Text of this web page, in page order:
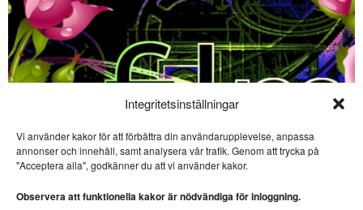
Integritetsinställningar
Vi använder kakor för att förbättra din användarupplevelse, anpassa
annonser och innehåll, samt analysera vår trafik. Genom att trycka på
"Acceptera alla", godkänner du att vi använder kakor.
Observera att funktionella kakor är nödvändiga för inloggning.
SE ÄVEN
Lagerlöfs ”Liljecronas
hem”